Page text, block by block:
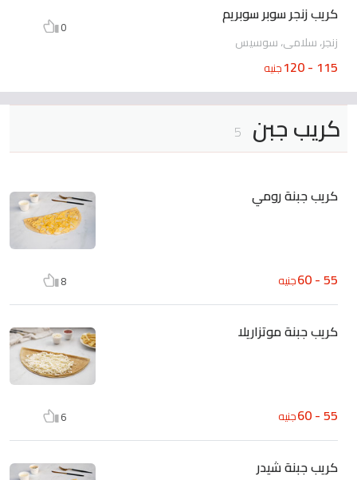
كريب زنجر سوبر سوبريم
زنجر، سلامي، سوسيس
115 - 120 جنيه
0
كريب جبن 5
كريب جبنة رومي
55 - 60 جنيه 8
كريب جبنة موتزاريلا
55 - 60 جنيه 6
كريب جبنة شيدر